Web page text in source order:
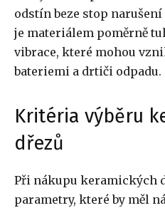
odstín beze stop
je materiálem poměrně
vibrace, které mohou
bateriemi a drtiči odpadu.
Kritéria výběru
dřezů
Při nákupu keramických
parametry, které by měl